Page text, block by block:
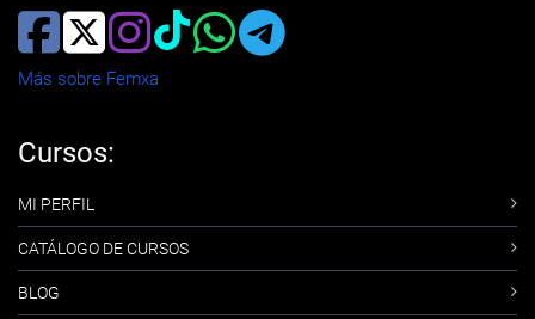
Más sobre Femxa
Cursos:
MI PERFIL
CATÁLOGO DE CURSOS
BLOG